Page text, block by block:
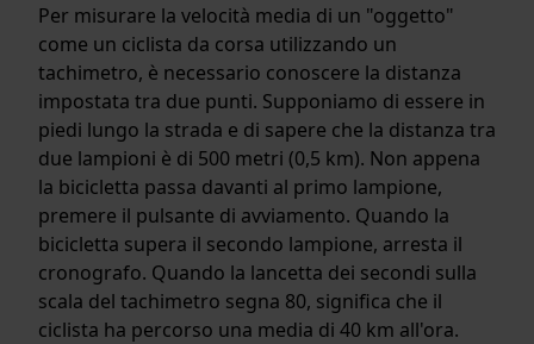
Per misurare la velocità media di un "oggetto"
come un ciclista da corsa utilizzando un
tachimetro, è necessario conoscere la distanza
impostata tra due punti. Supponiamo di essere in
piedi lungo la strada e di sapere che la distanza tra
due lampioni è di 500 metri (0,5 km). Non appena
la bicicletta passa davanti al primo lampione,
premere il pulsante di avviamento. Quando la
bicicletta supera il secondo lampione, arresta il
cronografo. Quando la lancetta dei secondi sulla
scala del tachimetro segna 80, significa che il
ciclista ha percorso una media di 40 km all'ora.